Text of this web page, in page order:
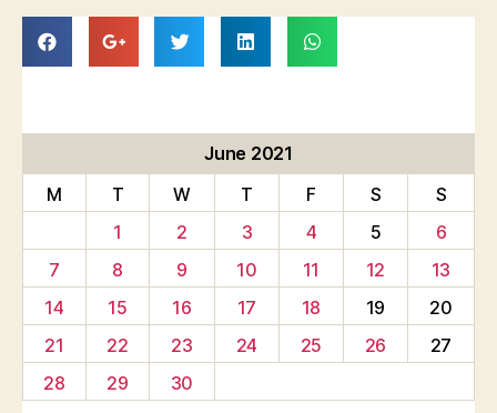
June 2021
M
T W T F S
S
1
2 3 4 5
6
7
8 9 10 11 12
13
14
15 16 17 18 19
20
21
22 23 24 25 26
27
28
29 30